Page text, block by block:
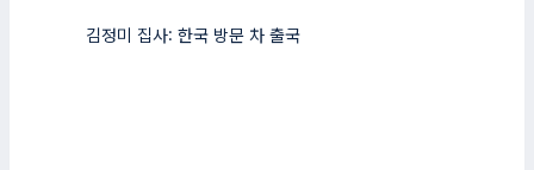
김정미 집사: 한국 방문 차 출국